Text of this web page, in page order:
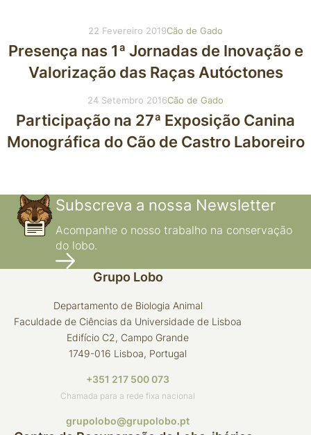
22 Fevereiro 2019Cão de Gado
Presença nas 1ª Jornadas de Inovação e
Valorização das Raças Autóctones
24 Setembro 2016Cão de Gado
Participação na 27ª Exposição Canina
Monográfica do Cão de Castro Laboreiro
Subscreva a nossa Newsletter
Acompanhe o nosso trabalho na conservação
do lobo.
Grupo Lobo
Departamento de Biologia Animal
Faculdade de Ciências da Universidade de Lisboa
Edifício C2, Campo Grande
1749-016 Lisboa, Portugal
+351 217 500 073
Chamada para a rede fixa nacional
grupolobo@grupolobo.pt